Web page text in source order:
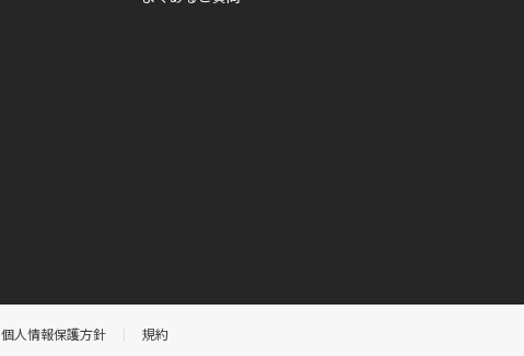
個人情報保護方針 規約